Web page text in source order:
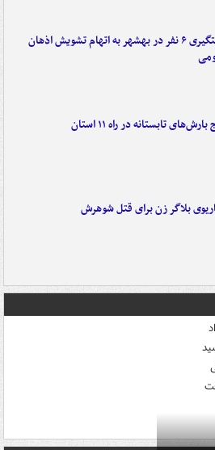
دستگیری ۶ نفر در بهشهر به اتهام تشویش اذهان
تابستانه در راه ۱۱ استان
بلاگر زن برای قتل شوهرش